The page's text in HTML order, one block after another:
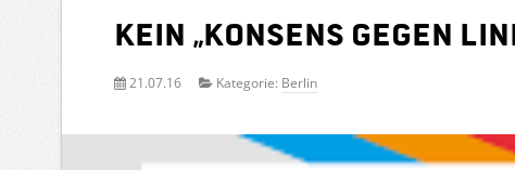
Kein „Konsens gegen
21.07.16 Kategorie: Berlin